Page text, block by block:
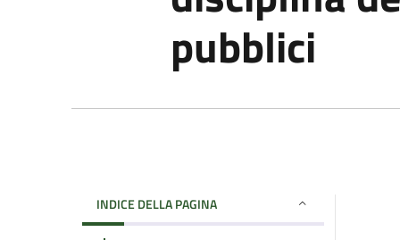
pubblici
INDICE DELLA PAGINA